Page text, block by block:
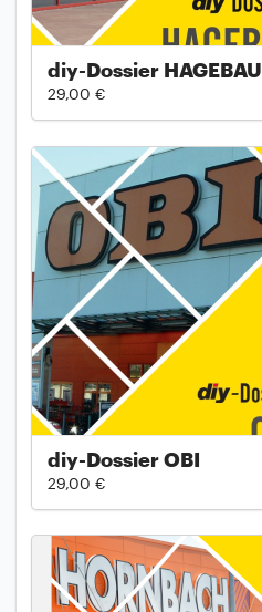
diy-Dossier HAGEBAU
29,00 €
diy-Dossier OBI
29,00 €